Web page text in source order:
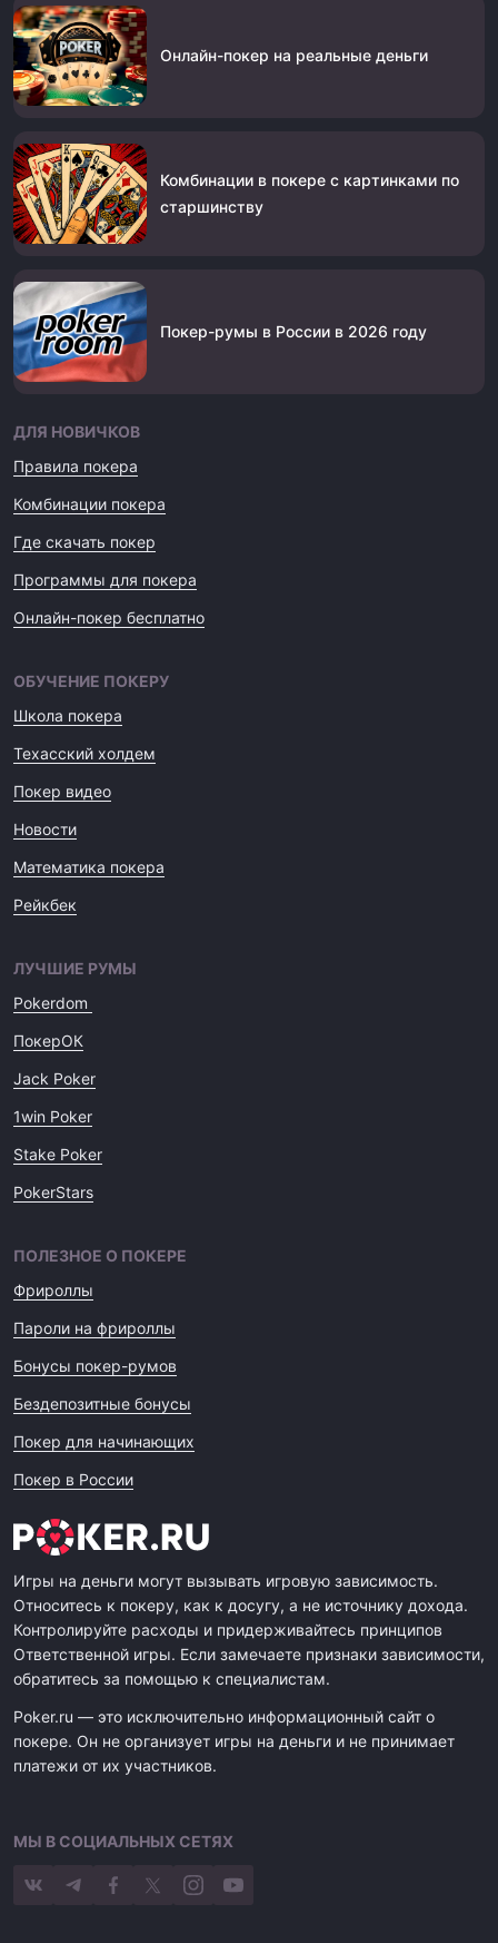
Онлайн-покер на реальные деньги
Комбинации в покере с картинками по
старшинству
Покер-румы в России в 2026 году
ДЛЯ НОВИЧКОВ
Правила покера
Комбинации покера
Где скачать покер
Программы для покера
Онлайн-покер бесплатно
ОБУЧЕНИЕ ПОКЕРУ
Школа покера
Техасский холдем
Покер видео
Новости
Математика покера
Рейкбек
ЛУЧШИЕ РУМЫ
Pokerdom
ПокерОК
Jack Poker
1win Poker
Stake Poker
PokerStars
ПОЛЕЗНОЕ О ПОКЕРЕ
Фрироллы
Пароли на фрироллы
Бонусы покер-румов
Бездепозитные бонусы
Покер для начинающих
Покер в России
Игры на деньги могут вызывать игровую зависимость.
Относитесь к покеру, как к досугу, а не источнику дохода.
Контролируйте расходы и придерживайтесь принципов
Ответственной игры. Если замечаете признаки зависимости,
обратитесь за помощью к специалистам.
Poker.ru — это исключительно информационный сайт о
покере. Он не организует игры на деньги и не принимает
платежи от их участников.
МЫ В СОЦИАЛЬНЫХ СЕТЯХ